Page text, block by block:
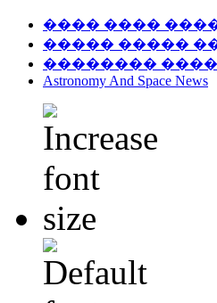
���� ����
����� �����
��������
Astronomy And Space News